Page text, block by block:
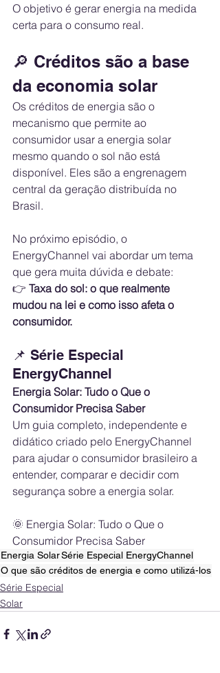
O objetivo é gerar energia na medida
certa para o consumo real.
🔎 Créditos são a base
da economia solar
Os créditos de energia são o
mecanismo que permite ao
consumidor usar a energia solar
mesmo quando o sol não está
disponível. Eles são a engrenagem
central da geração distribuída no
Brasil.
No próximo episódio, o
EnergyChannel vai abordar um tema
que gera muita dúvida e debate:
👉 Taxa do sol: o que realmente
mudou na lei e como isso afeta o
consumidor.
📌 Série Especial
EnergyChannel
Energia Solar: Tudo o Que o
Consumidor Precisa Saber
Um guia completo, independente e
didático criado pelo EnergyChannel
para ajudar o consumidor brasileiro a
entender, comparar e decidir com
segurança sobre a energia solar.
🌞 Energia Solar: Tudo o Que o
Consumidor Precisa Saber
Energia SolarSérie Especial EnergyChannel
O que são créditos de energia e como utilizá-los
Série Especial
Solar